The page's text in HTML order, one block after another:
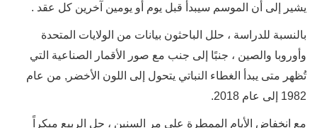
يشير إلى أن الموسم سيبدأ قبل يوم أو يومين آخرين كل عقد .
بالنسبة للدراسة ، حلل الباحثون بيانات من الولايات المتحدة
وأوروبا والصين ، جنبًا إلى جنب مع صور الأقمار الصناعية التي
تُظهر متى يبدأ الغطاء النباتي يتحول إلى اللون الأخضر, من عام
1982 إلى عام 2018.
مع انخفاض الأيام الممطرة على مر السنين ، حل الربيع مبكراً